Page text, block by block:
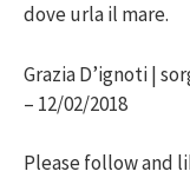
dove urla il mare.
Grazia D’ignoti |
– 12/02/2018
Please follow and